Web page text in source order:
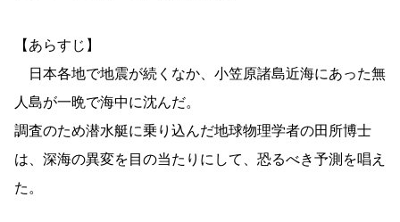
【あらすじ】
日本各地で地震が続くなか、小笠原諸島近海にあった無
人島が一晩で海中に沈んだ。
調査のため潜水艇に乗り込んだ地球物理学者の田所博士
は、深海の異変を目の当たりにして、恐るべき予測を唱え
た。